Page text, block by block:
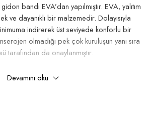
bandı EVA’dan yapılmıştır. EVA, yalıtım
ve dayanıklı bir malzemedir. Dolayısıyla
indirerek üst seviyede konforlu bir
olmadığı pek çok kuruluşun yanı sıra
tarafından da onaylanmıştır.
gidon bandının sorunsuz bir şekilde üstüste
Devamını oku